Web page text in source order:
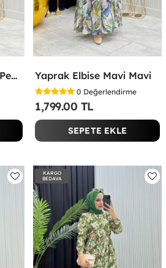
Açelya Elbise Pembe Pembe Yaprak Elbise Mavi Mavi
0 Değerlendirme
1,799.00 TL
SEPETE EKLE
KARGO
BEDAVA